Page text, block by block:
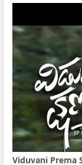
Viduvani Prema